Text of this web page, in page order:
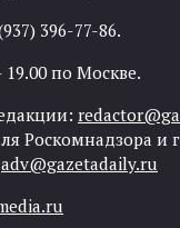
396-77-86.
по Москве.
Роскомнадзора и
adv@gazetadaily.ru